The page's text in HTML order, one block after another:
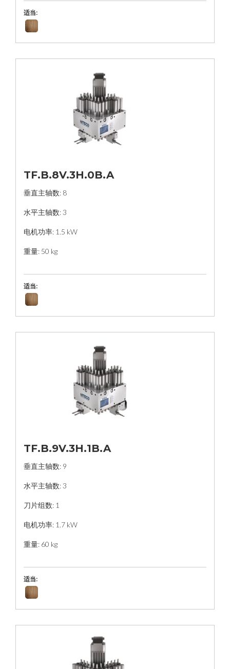
适当:
TF.B.8V.3H.0B.A
垂直主轴数: 8
水平主轴数: 3
电机功率: 1.5 kW
重量: 50 kg
适当:
TF.B.9V.3H.1B.A
垂直主轴数: 9
水平主轴数: 3
刀片组数: 1
电机功率: 1.7 kW
重量: 60 kg
适当: